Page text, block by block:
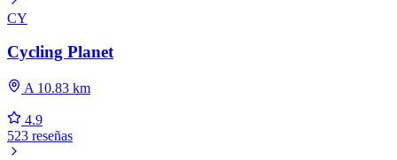
CY
Cycling Planet
A 10.83 km
4.9
523 reseñas